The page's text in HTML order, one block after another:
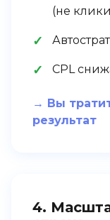
(не
CPL
→ Вы
результат
4.